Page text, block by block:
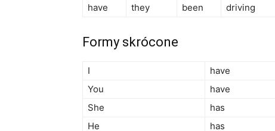
have
they been driving
Formy skrócone
I have
You
have
She
has
He
has